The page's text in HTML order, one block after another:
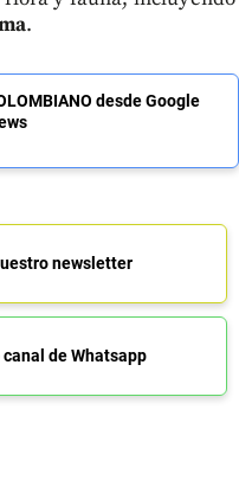
.
desde Google
newsletter
de Whatsapp